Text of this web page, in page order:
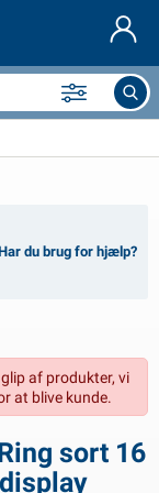
du brug for hjælp?
af produkter, vi
at blive kunde.
sort 16